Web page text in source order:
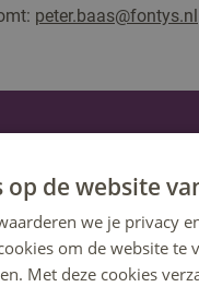
peter.baas@fontys.nl
op ma t/m
op de website
we je privacy
om de website te
Met deze cookies